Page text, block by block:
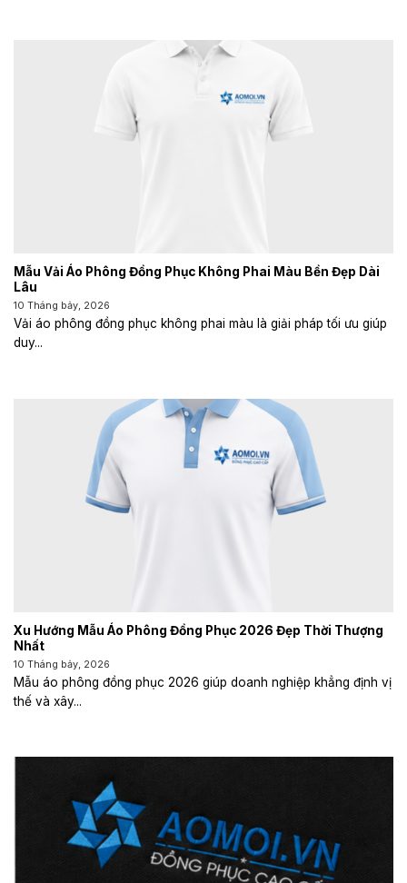
Mẫu Vải Áo Phông Đồng Phục Không Phai Màu Bền Đẹp Dài
Lâu
10 Tháng bảy, 2026
Vải áo phông đồng phục không phai màu là giải pháp tối ưu giúp
duy...
Xu Hướng Mẫu Áo Phông Đồng Phục 2026 Đẹp Thời Thượng
Nhất
10 Tháng bảy, 2026
Mẫu áo phông đồng phục 2026 giúp doanh nghiệp khẳng định vị
thế và xây...